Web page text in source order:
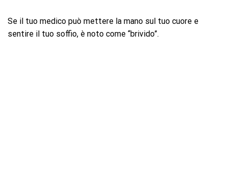
Se il tuo medico può mettere la mano sul tuo cuore e
sentire il tuo soffio, è noto come “brivido”.